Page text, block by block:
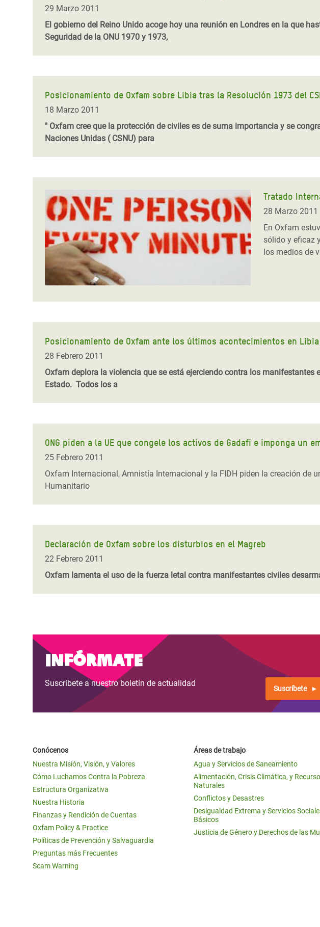
29 Marzo 2011
El gobierno del Reino Unido acoge hoy una reunión en Londres en la que
Seguridad de la ONU 1970 y 1973,
Posicionamiento de Oxfam sobre Libia tras la Resolución 1973 del
18 Marzo 2011
" Oxfam cree que la protección de civiles es de suma importancia y se
Naciones Unidas ( CSNU) para
Tratado
28 Marzo 2011
En Oxfam
sólido y eficaz
los medios de
Posicionamiento de Oxfam ante los últimos acontecimientos en Libia
28 Febrero 2011
Oxfam deplora la violencia que se está ejerciendo contra los
Estado. Todos los a
ONG piden a la UE que congele los activos de Gadafi e imponga un
25 Febrero 2011
Oxfam Internacional, Amnistía Internacional y la FIDH piden la creación
Humanitario
Declaración de Oxfam sobre los disturbios en el Magreb
22 Febrero 2011
Oxfam lamenta el uso de la fuerza letal contra manifestantes civiles
Infórmate
Suscríbete a nuestro boletín de actualidad
Suscríbete
Conócenos
Nuestra Misión, Visión, y Valores
Cómo Luchamos Contra la Pobreza
Estructura Organizativa
Nuestra Historia
Finanzas y Rendición de Cuentas
Oxfam Policy & Practice
Políticas de Prevención y Salvaguardia
Preguntas más Frecuentes
Scam Warning
Áreas de trabajo
Agua y Servicios de Saneamiento
Alimentación, Crisis Climática, y
Naturales
Conflictos y Desastres
Desigualdad Extrema y Servicios
Básicos
Justicia de Género y Derechos de las